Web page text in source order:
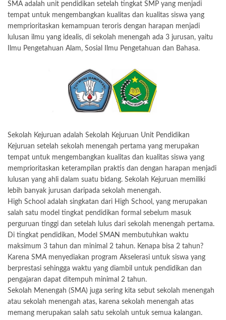
SMA adalah unit pendidikan setelah tingkat SMP yang menjadi
tempat untuk mengembangkan kualitas dan kualitas siswa yang
memprioritaskan kemampuan teroris dengan harapan menjadi
lulusan ilmu yang idealis, di sekolah menengah ada 3 jurusan, yaitu
Ilmu Pengetahuan Alam, Sosial Ilmu Pengetahuan dan Bahasa.
Sekolah Kejuruan adalah Sekolah Kejuruan Unit Pendidikan
Kejuruan setelah sekolah menengah pertama yang merupakan
tempat untuk mengembangkan kualitas dan kualitas siswa yang
memprioritaskan keterampilan praktis dan dengan harapan menjadi
lulusan yang ahli dalam suatu bidang. Sekolah Kejuruan memiliki
lebih banyak jurusan daripada sekolah menengah.
High School adalah singkatan dari High School, yang merupakan
salah satu model tingkat pendidikan formal sebelum masuk
perguruan tinggi dan setelah lulus dari sekolah menengah pertama.
Di tingkat pendidikan, Model SMAN membutuhkan waktu
maksimum 3 tahun dan minimal 2 tahun. Kenapa bisa 2 tahun?
Karena SMA menyediakan program Akselerasi untuk siswa yang
berprestasi sehingga waktu yang diambil untuk pendidikan dan
pengajaran dapat ditempuh minimal 2 tahun.
Sekolah Menengah (SMA) juga sering kita sebut sekolah menengah
atau sekolah menengah atas, karena sekolah menengah atas
memang merupakan salah satu sekolah untuk semua kalangan.